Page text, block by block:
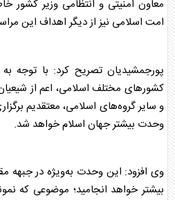
معاون امنیتی و انتظامی وزیر کشور
امت اسلامی نیز از دیگر اهداف این
پورجمشیدیان تصریح کرد: با توجه
کشورهای مختلف اسلامی، اعم از
و سایر گروه‌های اسلامی، معتقدیم
وحدت بیشتر جهان اسلام خواهد شد.
وی افزود: این وحدت به‌ویژه در جبهه
بیشتر خواهد انجامید؛ موضوعی که